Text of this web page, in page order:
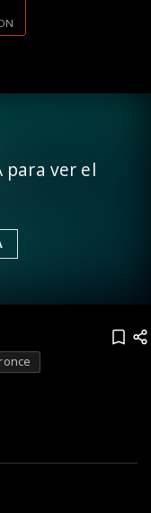
para ver el